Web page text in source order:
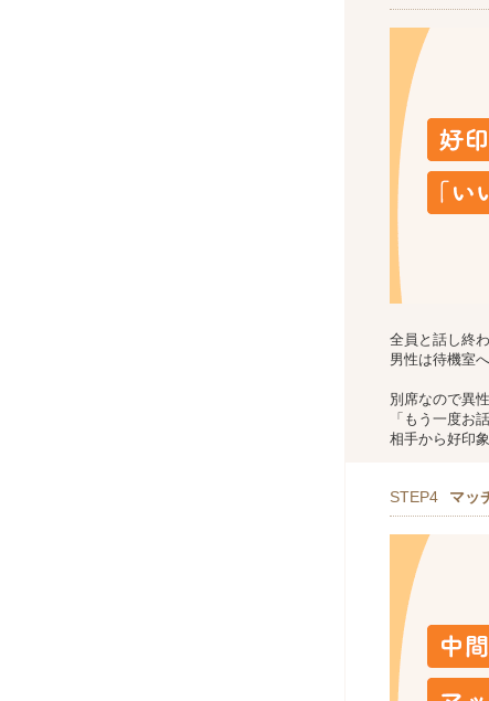
全員と話し終
男性は待機室へ
別席なので異
「もう一度お
相手から好印
STEP4 マッ